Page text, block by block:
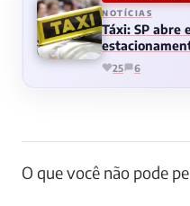
NOTÍCIAS
Táxi: SP abre
25 6
O que você não pode